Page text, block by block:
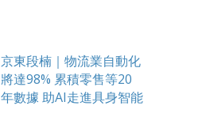
京東段楠｜物流業自動化
將達98% 累積零售等20
年數據 助AI走進具身智能